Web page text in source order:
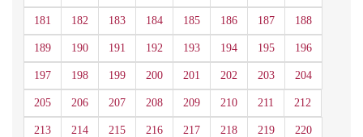
181 182 183 184 185 186 187 188
189 190 191 192 193 194 195 196
197 198 199 200 201 202 203 204
205 206 207 208 209 210 211 212
213 214 215 216 217 218 219 220